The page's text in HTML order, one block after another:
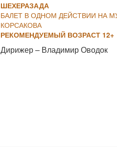
ШЕХЕРАЗАДА
БАЛЕТ В ОДНОМ ДЕЙСТВИИ НА
КОРСАКОВА
РЕКОМЕНДУЕМЫЙ ВОЗРАСТ 12+
Дирижер – Владимир Оводок